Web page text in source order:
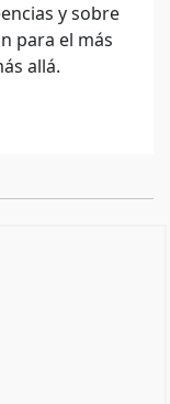
y sobre
para el más
allá.